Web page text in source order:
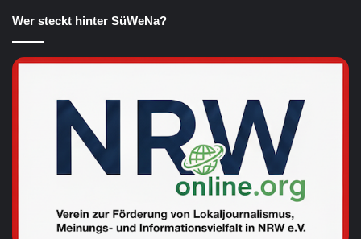
Wer steckt hinter SüWeNa?